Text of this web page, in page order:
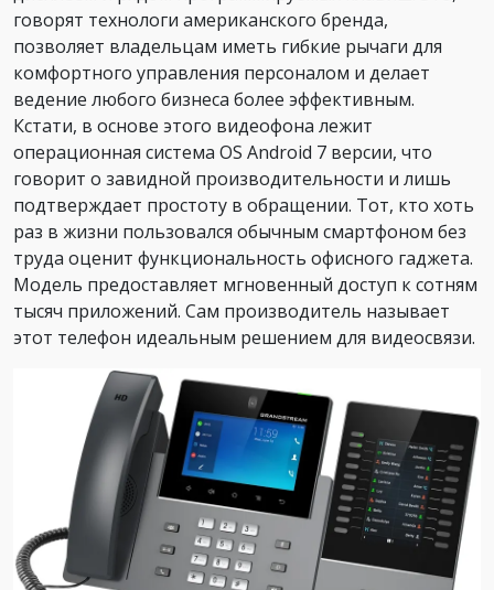
говорят технологи американского бренда,
позволяет владельцам иметь гибкие рычаги для
комфортного управления персоналом и делает
ведение любого бизнеса более эффективным.
Кстати, в основе этого видеофона лежит
операционная система OS Android 7 версии, что
говорит о завидной производительности и лишь
подтверждает простоту в обращении. Тот, кто хоть
раз в жизни пользовался обычным смартфоном без
труда оценит функциональность офисного гаджета.
Модель предоставляет мгновенный доступ к сотням
тысяч приложений. Сам производитель называет
этот телефон идеальным решением для видеосвязи.